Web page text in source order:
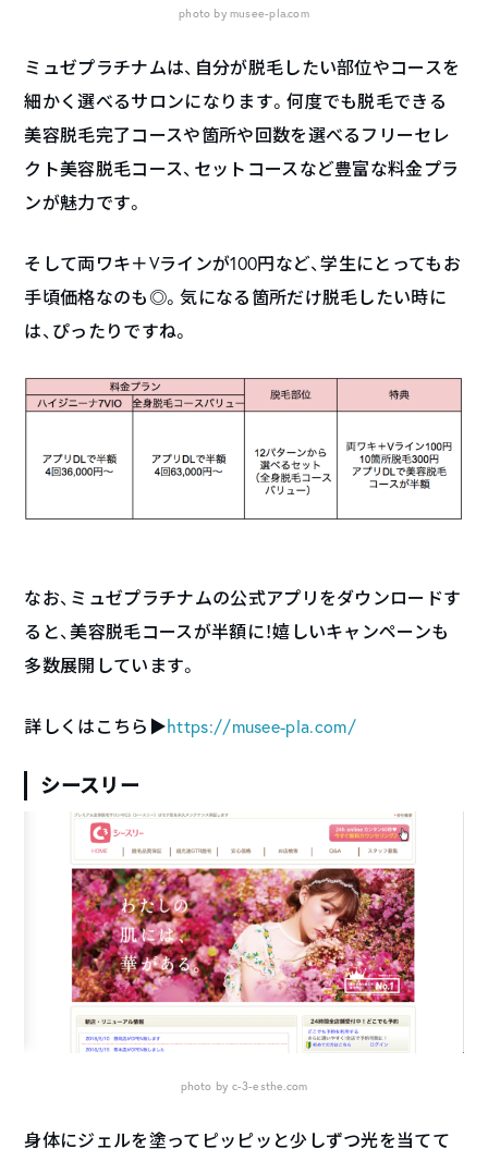
photo by musee-pla.com
ミュゼプラチナムは、自分が脱毛したい部位やコースを
細かく選べるサロンになります。何度でも脱毛できる
美容脱毛完了コースや箇所や回数を選べるフリーセレ
クト美容脱毛コース、セットコースなど豊富な料金プラ
ンが魅力です。
そして両ワキ＋Vラインが100円など、学生にとってもお
手頃価格なのも◎。気になる箇所だけ脱毛したい時に
は、ぴったりですね。
なお、ミュゼプラチナムの公式アプリをダウンロードす
ると、美容脱毛コースが半額に！嬉しいキャンペーンも
多数展開しています。
詳しくはこちら▶︎https://musee-pla.com/
シースリー
photo by c-3-esthe.com
身体にジェルを塗ってピッピッと少しずつ光を当てて